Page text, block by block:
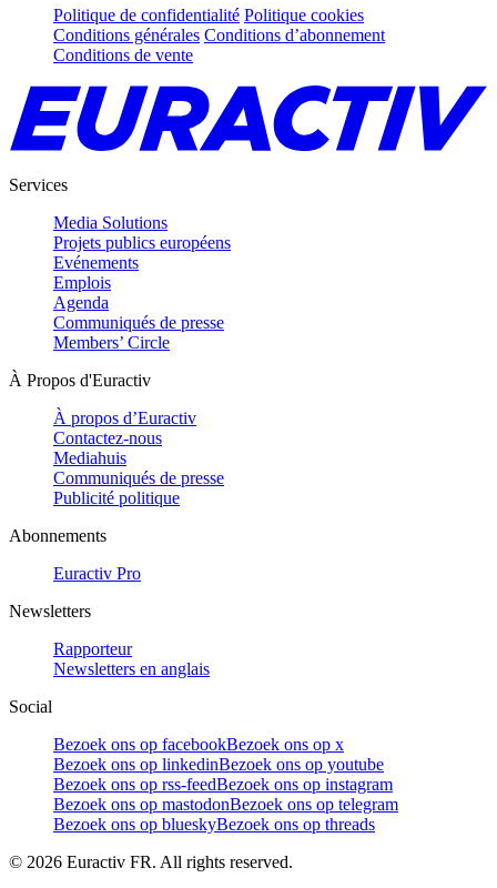
Politique de confidentialité Politique cookies
Conditions générales Conditions d’abonnement
Conditions de vente
Services
Media Solutions
Projets publics européens
Evénements
Emplois
Agenda
Communiqués de presse
Members’ Circle
À Propos d'Euractiv
À propos d’Euractiv
Contactez-nous
Mediahuis
Communiqués de presse
Publicité politique
Abonnements
Euractiv Pro
Newsletters
Rapporteur
Newsletters en anglais
Social
Bezoek ons op facebookBezoek ons op x
Bezoek ons op linkedinBezoek ons op youtube
Bezoek ons op rss-feedBezoek ons op instagram
Bezoek ons op mastodonBezoek ons op telegram
Bezoek ons op blueskyBezoek ons op threads
© 2026 Euractiv FR. All rights reserved.